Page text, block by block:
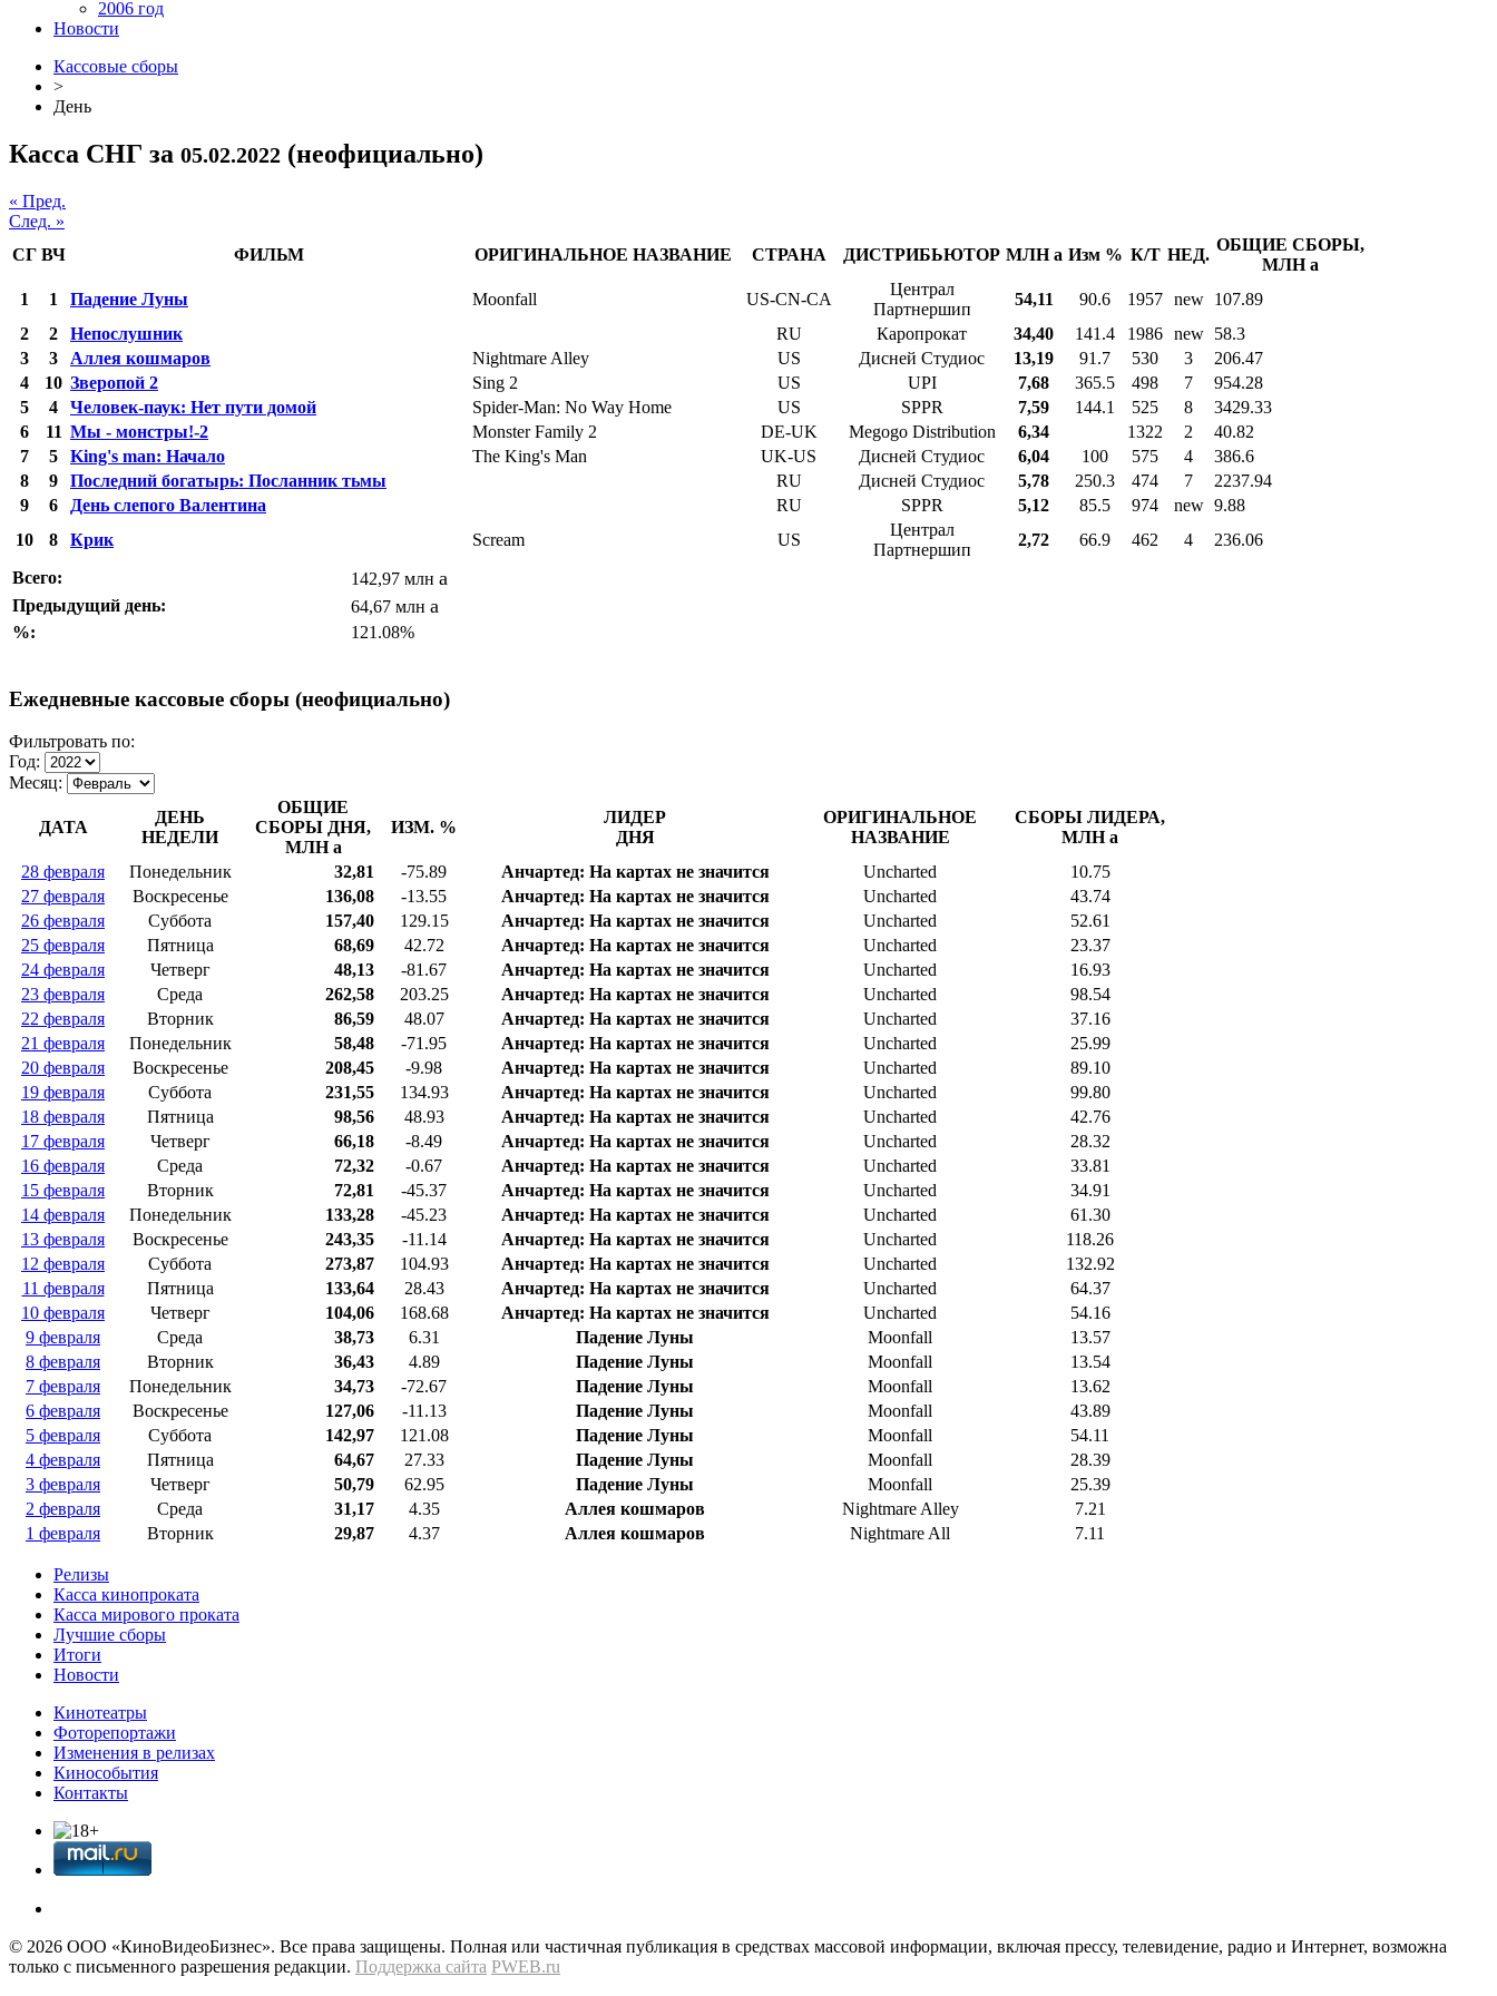
2006 год
Новости
Кассовые сборы
>
День
Касса СНГ за 05.02.2022 (неофициально)
« Пред.
След. »
СГ ВЧ ФИЛЬМ ОРИГИНАЛЬНОЕ НАЗВАНИЕ СТРАНА ДИСТРИБЬЮТОР МЛНa Изм % К/Т НЕД.
ОБЩИЕ СБОРЫ,
МЛНa
1
1 Падение Луны Moonfall US-CN-CA
Централ
Партнершип
54,11 90.6 1957 new
107.89
2
2 Непослушник RU Каропрокат 34,40 141.4 1986 new
58.3
3
3 Аллея кошмаров Nightmare Alley US Дисней Студиос 13,19 91.7 530 3
206.47
4
10 Зверопой 2 Sing 2 US UPI 7,68 365.5 498 7
954.28
5
4 Человек-паук: Нет пути домой Spider-Man: No Way Home US SPPR 7,59 144.1 525 8
3429.33
6
11 Мы - монстры!-2 Monster Family 2 DE-UK Megogo Distribution 6,34 1322 2
40.82
7
5 King's man: Начало The King's Man UK-US Дисней Студиос 6,04 100 575 4
386.6
8
9 Последний богатырь: Посланник тьмы RU Дисней Студиос 5,78 250.3 474 7
2237.94
9
6 День слепого Валентина RU SPPR 5,12 85.5 974 new 9.88
10
8 Крик Scream US
Централ
Партнершип
2,72 66.9 462 4
236.06
Всего:
142,97 млн a
Предыдущий день: 64,67 млн a
%: 121.08%
Ежедневные кассовые сборы (неофициально)
Фильтровать по:
Год:
Месяц:
ДАТА
ДЕНЬ
НЕДЕЛИ
ОБЩИЕ
СБОРЫ ДНЯ,
МЛНa
ИЗМ. %
ЛИДЕР
ДНЯ
ОРИГИНАЛЬНОЕ
НАЗВАНИЕ
СБОРЫ ЛИДЕРА,
МЛНa
28 февраля
Понедельник 32,81 -75.89 Анчартед: На картах не значится Uncharted
10.75
27 февраля
Воскресенье 136,08 -13.55 Анчартед: На картах не значится Uncharted
43.74
26 февраля
Суббота 157,40 129.15 Анчартед: На картах не значится Uncharted
52.61
25 февраля
Пятница 68,69 42.72 Анчартед: На картах не значится Uncharted
23.37
24 февраля
Четверг 48,13 -81.67 Анчартед: На картах не значится Uncharted
16.93
23 февраля
Среда 262,58 203.25 Анчартед: На картах не значится Uncharted
98.54
22 февраля
Вторник 86,59 48.07 Анчартед: На картах не значится Uncharted
37.16
21 февраля
Понедельник 58,48 -71.95 Анчартед: На картах не значится Uncharted
25.99
20 февраля
Воскресенье 208,45 -9.98 Анчартед: На картах не значится Uncharted
89.10
19 февраля
Суббота 231,55 134.93 Анчартед: На картах не значится Uncharted
99.80
18 февраля
Пятница 98,56 48.93 Анчартед: На картах не значится Uncharted
42.76
17 февраля
Четверг 66,18 -8.49 Анчартед: На картах не значится Uncharted
28.32
16 февраля
Среда 72,32 -0.67 Анчартед: На картах не значится Uncharted
33.81
15 февраля
Вторник 72,81 -45.37 Анчартед: На картах не значится Uncharted
34.91
14 февраля
Понедельник 133,28 -45.23 Анчартед: На картах не значится Uncharted
61.30
13 февраля
Воскресенье 243,35 -11.14 Анчартед: На картах не значится Uncharted
118.26
12 февраля
Суббота 273,87 104.93 Анчартед: На картах не значится Uncharted
132.92
11 февраля
Пятница 133,64 28.43 Анчартед: На картах не значится Uncharted
64.37
10 февраля
Четверг 104,06 168.68 Анчартед: На картах не значится Uncharted
54.16
9 февраля
Среда 38,73 6.31 Падение Луны Moonfall
13.57
8 февраля
Вторник 36,43 4.89 Падение Луны Moonfall
13.54
7 февраля
Понедельник 34,73 -72.67 Падение Луны Moonfall
13.62
6 февраля
Воскресенье 127,06 -11.13 Падение Луны Moonfall
43.89
5 февраля
Суббота 142,97 121.08 Падение Луны Moonfall
54.11
4 февраля
Пятница 64,67 27.33 Падение Луны Moonfall
28.39
3 февраля
Четверг 50,79 62.95 Падение Луны Moonfall
25.39
2 февраля
Среда 31,17 4.35 Аллея кошмаров Nightmare Alley
7.21
1 февраля
Вторник 29,87 4.37 Аллея кошмаров Nightmare All 7.11
Релизы
Касса кинопроката
Касса мирового проката
Лучшие сборы
Итоги
Новости
Кинотеатры
Фоторепортажи
Изменения в релизах
Кинособытия
Контакты
© 2026 OOО «КиноВидеоБизнес». Все права защищены. Полная или частичная публикация в средствах массовой информации, включая прессу, телевидение, радио и Интернет, возможна
только с письменного разрешения редакции. Поддержка сайта PWEB.ru